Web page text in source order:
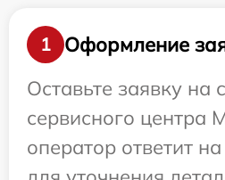
1
Оформление
Оставьте заявку на
сервисного центра
оператор ответит